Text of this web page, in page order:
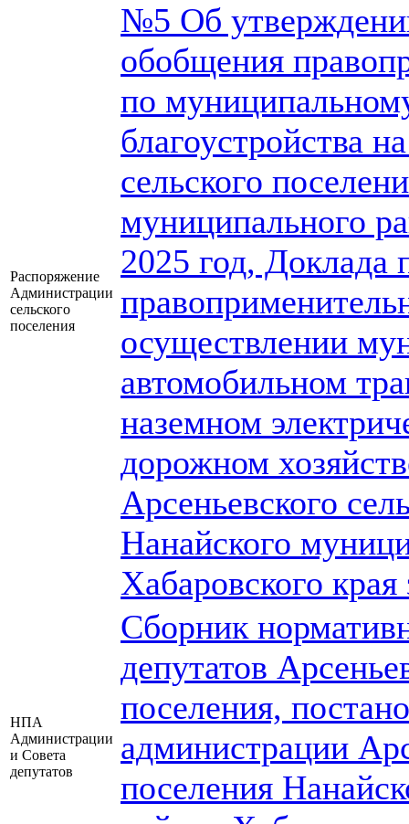
Распоряжение
Администрации
сельского
поселения
№5 Об
обобщения
по
благоустройства
сельского
муниципального
2025 год,
осуществлении
автомобильном
наземном
дорожном
Арсеньевского
Нанайского
Хабаровского края
НПА
Администрации
и Совета
депутатов
Сборник
депутатов
поселения,
администрации
поселения